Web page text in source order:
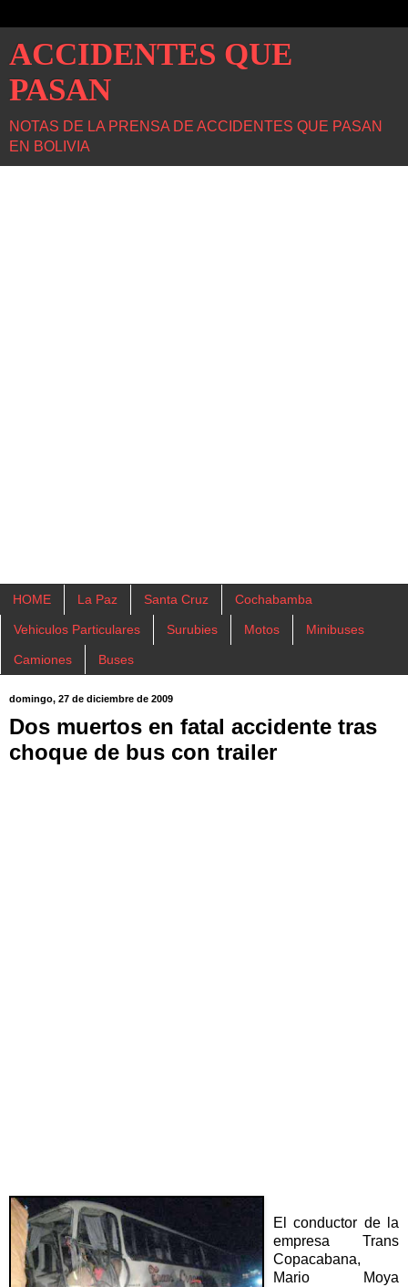
ACCIDENTES QUE
PASAN
NOTAS DE LA PRENSA DE ACCIDENTES QUE PASAN
EN BOLIVIA
HOME La Paz Santa Cruz Cochabamba
Vehiculos Particulares Surubies Motos Minibuses
Camiones Buses
domingo, 27 de diciembre de 2009
Dos muertos en fatal accidente tras
choque de bus con trailer
El conductor de la
empresa Trans
Copacabana,
Mario Moya